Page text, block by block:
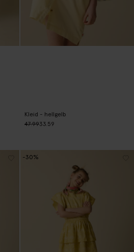
Kleid - hellgelb
47.9933.59
-30%